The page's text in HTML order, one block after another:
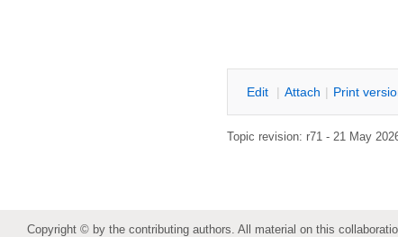
Edit | Attach | Print
Topic revision: r71 - 21 May
Copyright © by the contributing authors. All material on this